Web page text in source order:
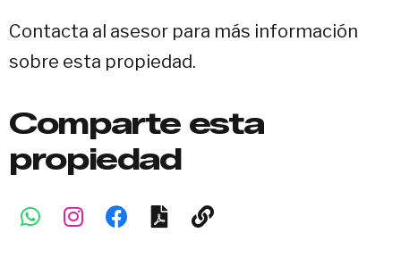
Contacta al asesor para más información
sobre esta propiedad.
Comparte esta
propiedad